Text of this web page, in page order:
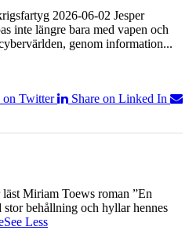
2026-06-02 Jesper
inte längre bara med vapen och
genom information...
on Twitter
Share on Linked In
Miriam Toews roman ”En
behållning och hyllar hennes
See Less